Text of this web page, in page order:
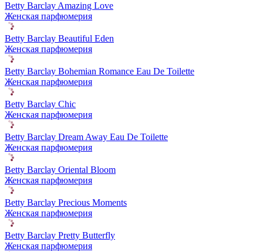
Betty Barclay Amazing Love
Женская парфюмерия
Betty Barclay Beautiful Eden
Женская парфюмерия
Betty Barclay Bohemian Romance Eau De Toilette
Женская парфюмерия
Betty Barclay Chic
Женская парфюмерия
Betty Barclay Dream Away Eau De Toilette
Женская парфюмерия
Betty Barclay Oriental Bloom
Женская парфюмерия
Betty Barclay Precious Moments
Женская парфюмерия
Betty Barclay Pretty Butterfly
Женская парфюмерия